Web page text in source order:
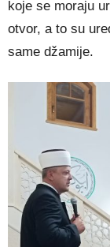
koje se moraju
otvor, a to su
same džamije.